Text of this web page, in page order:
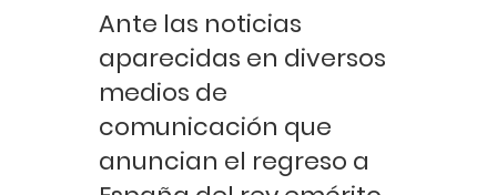
Ante las noticias
aparecidas en diversos
medios de
comunicación que
anuncian el regreso a